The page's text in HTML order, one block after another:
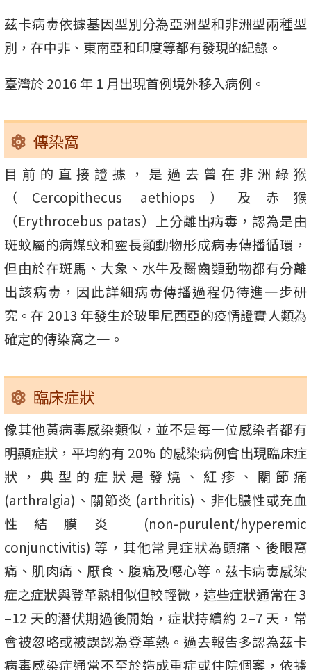
茲卡病毒依據基因型別分為亞洲型和非洲型兩種型
別，在中非、東南亞和印度等都有發現的紀錄。
臺灣於 2016 年 1 月出現首例境外移入病例。
傳染窩
目前的直接證據，是過去曾在非洲綠猴
（Cercopithecus aethiops）及赤猴
（Erythrocebus patas）上分離出病毒，認為是由
斑蚊屬的病媒蚊和靈長類動物形成病毒傳播循環，
但由於在斑馬、大象、水牛及齧齒類動物都有分離
出該病毒，因此詳細病毒傳播過程仍待進一步研
究。在 2013 年發生於玻里尼西亞的疫情證實人類為
確定的傳染窩之一。
臨床症狀
像其他黃病毒感染類似，並不是每一位感染者都有
明顯症狀，平均約有 20% 的感染病例會出現臨床症
狀，典型的症狀是發燒、紅疹、關節痛
(arthralgia)、關節炎 (arthritis)、非化膿性或充血
性結膜炎 (non-purulent/hyperemic
conjunctivitis) 等，其他常見症狀為頭痛、後眼窩
痛、肌肉痛、厭食、腹痛及噁心等。茲卡病毒感染
症之症狀與登革熱相似但較輕微，這些症狀通常在 3
–12 天的潛伏期過後開始，症狀持續約 2–7 天，常
會被忽略或被誤認為登革熱。過去報告多認為茲卡
病毒感染症通常不至於造成重症或住院個案，依據